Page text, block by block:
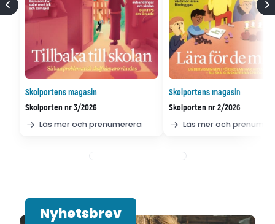
Skolportens magasin
Skolporten nr 3/2026
Läs mer och prenumerera
Skolportens magasin
Skolporten nr 2/2026
Läs mer och
Nyhetsbrev